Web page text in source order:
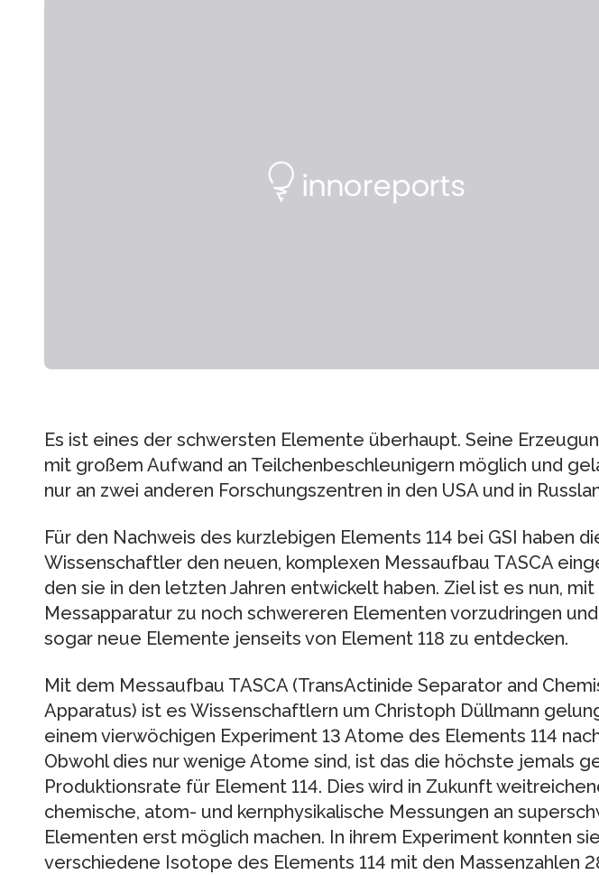
Es ist eines der schwersten Elemente überhaupt. Seine
mit großem Aufwand an Teilchenbeschleunigern möglich und
nur an zwei anderen Forschungszentren in den USA und in
Für den Nachweis des kurzlebigen Elements 114 bei GSI haben
Wissenschaftler den neuen, komplexen Messaufbau TASCA
den sie in den letzten Jahren entwickelt haben. Ziel ist es nun,
Messapparatur zu noch schwereren Elementen vorzudringen
sogar neue Elemente jenseits von Element 118 zu entdecken.
Mit dem Messaufbau TASCA (TransActinide Separator and
Apparatus) ist es Wissenschaftlern um Christoph Düllmann
einem vierwöchigen Experiment 13 Atome des Elements 114
Obwohl dies nur wenige Atome sind, ist das die höchste jemals
Produktionsrate für Element 114. Dies wird in Zukunft
chemische, atom- und kernphysikalische Messungen an
Elementen erst möglich machen. In ihrem Experiment konnten
verschiedene Isotope des Elements 114 mit den Massenzahlen